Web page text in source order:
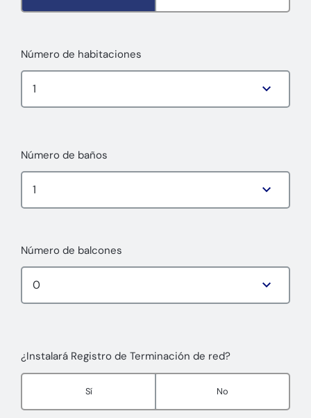
Número de habitaciones
Número de baños
Número de balcones
¿Instalará Registro de Terminación de red?
Sí No